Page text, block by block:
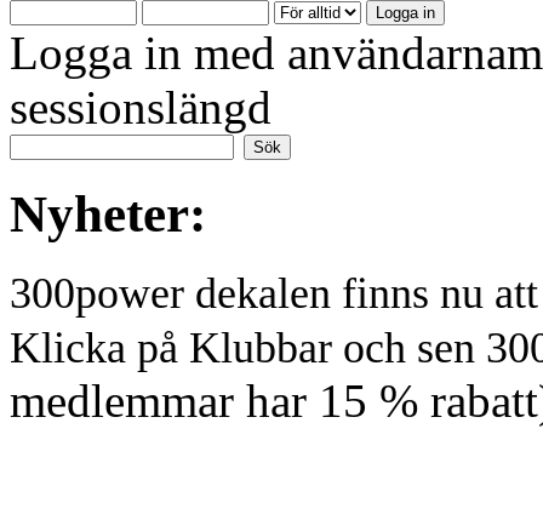
Logga in med
sessionslängd
Nyheter:
300power dekalen finns nu
Klicka på Klubbar och sen
medlemmar har 15 %